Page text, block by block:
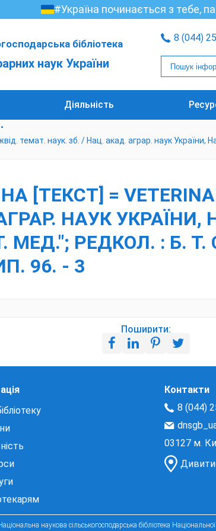
#Україна починається з тебе,
бібліотека
наук України
8 (044)
Діяльність
темат. наук. зб. / Нац. акад. аграр. наук України,
=
НАУК УКРАЇНИ,
МЕД."; РЕДКОЛ. : Б.
96. - 3
Поширити:
Контакти
8 (044)
03127 м.
наукова сільськогосподарська бібліотека